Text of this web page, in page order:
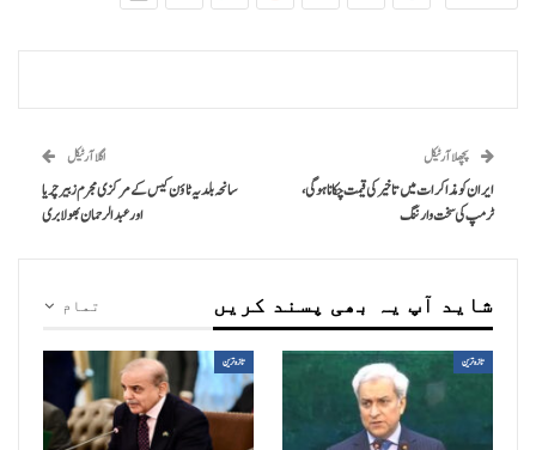
پچھلا آرٹیکل
ایران کو مذاکرات میں تاخیر کی قیمت چکانا ہوگی،
ٹرمپ کی سخت وارننگ
اگلا آرٹیکل
سانحہ بلدیہ ٹاؤن کیس کے مرکزی مجرم زبیر چریا
اور عبدالرحمان بھولا بری
تمام شاید آپ یہ بھی پسند کریں
تازہ ترین تازہ ترین